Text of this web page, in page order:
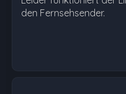
den Fernsehsender.